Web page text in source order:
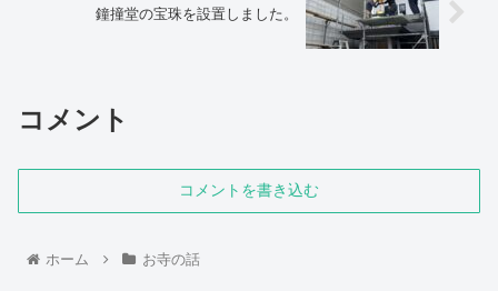
鐘撞堂の宝珠を設置しました。
コメント
コメントを書き込む
ホーム お寺の話